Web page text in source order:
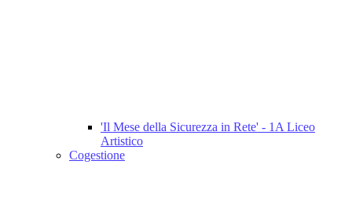
'Il Mese della Sicurezza in Rete' - 1A Liceo
Artistico
Cogestione